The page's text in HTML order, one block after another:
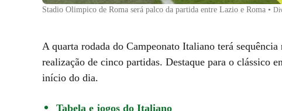
Stadio Olimpico de Roma será palco da partida entre Lazio e Roma •
A quarta rodada do Campeonato Italiano terá
realização de cinco partidas. Destaque para o clássico
início do dia.
Tabela e jogos do Italiano